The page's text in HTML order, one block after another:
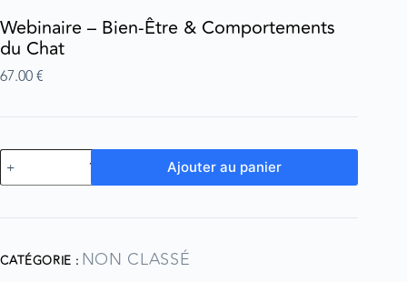
Webinaire – Bien-Être & Comportements
du Chat
67.00€
Ajouter au panier
CATÉGORIE : NON CLASSÉ